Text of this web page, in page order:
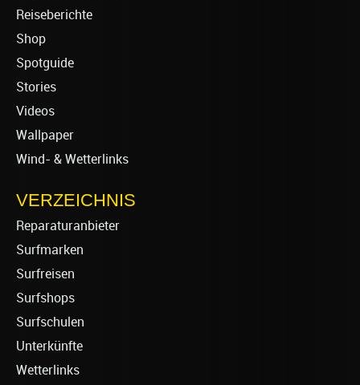
Reiseberichte
Shop
Spotguide
Stories
Videos
Wallpaper
Wind- & Wetterlinks
VERZEICHNIS
Reparaturanbieter
Surfmarken
Surfreisen
Surfshops
Surfschulen
Unterkünfte
Wetterlinks